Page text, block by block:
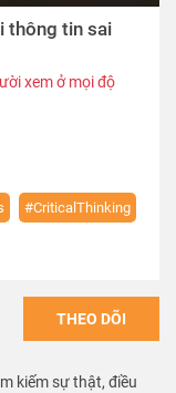
thông tin sai
xem ở mọi độ
#CriticalThinking
THEO DÕI
kiếm sự thật, điều